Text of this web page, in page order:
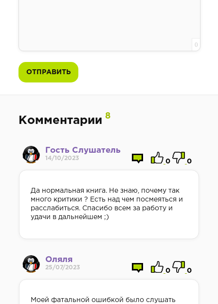
0
ОТПРАВИТЬ
Комментарии8
Гость Слушатель
14/10/2023
0 0
Да нормальная книга. Не знаю, почему так
много критики ? Есть над чем посмеяться и
расслабиться. Спасибо всем за работу и
удачи в дальнейшем ;)
Оляля
25/07/2023
0 0
Моей фатальной ошибкой было слушать